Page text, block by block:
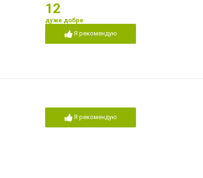
12
дуже добре
Я рекомендую
Я рекомендую